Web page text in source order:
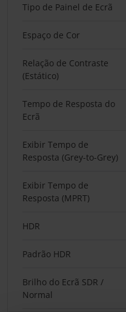
Tipo de Painel de Ecrã
Espaço de Cor
Relação de Contraste
(Estático)
Tempo de Resposta do
Ecrã
Exibir Tempo de
Resposta (Grey-to-Grey)
Exibir Tempo de
Resposta (MPRT)
HDR
Padrão HDR
Brilho do Ecrã SDR /
Normal